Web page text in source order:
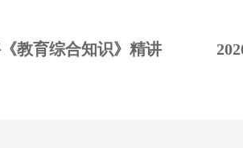
教育综合知识》精讲